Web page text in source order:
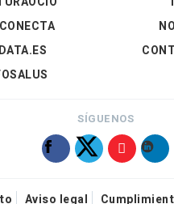
SÍGUENOS
Aviso legal